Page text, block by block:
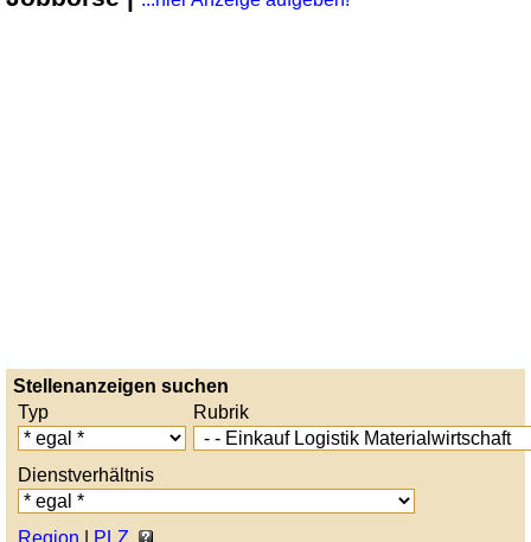
Stellenanzeigen suchen
Typ
Rubrik
Dienstverhältnis
Region
PLZ